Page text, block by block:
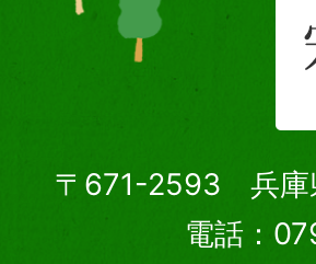
〒671-2593 兵庫
電話：